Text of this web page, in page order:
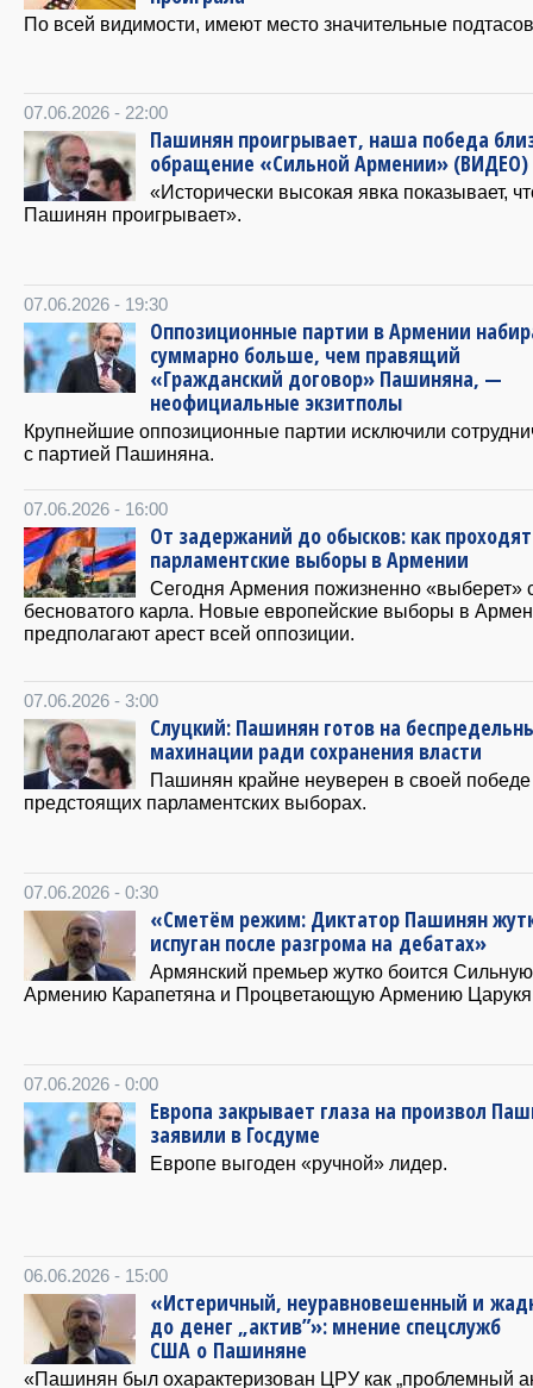
По всей видимости, имеют место значительные
07.06.2026 - 22:00
Пашинян проигрывает, наша победа
обращение «Сильной Армении» (ВИДЕО)
«Исторически высокая явка показывает,
Пашинян проигрывает».
07.06.2026 - 19:30
Оппозиционные партии в Армении
суммарно больше, чем правящий
«Гражданский договор» Пашиняна, —
неофициальные экзитполы
Крупнейшие оппозиционные партии исключили
с партией Пашиняна.
07.06.2026 - 16:00
От задержаний до обысков: как проходят
парламентские выборы в Армении
Сегодня Армения пожизненно «выберет»
бесноватого карла. Новые европейские выборы в
предполагают арест всей оппозиции.
07.06.2026 - 3:00
Слуцкий: Пашинян готов на
махинации ради сохранения власти
Пашинян крайне неуверен в своей
предстоящих парламентских выборах.
07.06.2026 - 0:30
«Сметём режим: Диктатор Пашинян
испуган после разгрома на дебатах»
Армянский премьер жутко боится Сильную
Армению Карапетяна и Процветающую Армению
07.06.2026 - 0:00
Европа закрывает глаза на произвол
заявили в Госдуме
Европе выгоден «ручной» лидер.
06.06.2026 - 15:00
«Истеричный, неуравновешенный и
до денег „актив”»: мнение спецслужб
США о Пашиняне
«Пашинян был охарактеризован ЦРУ как „проблемный